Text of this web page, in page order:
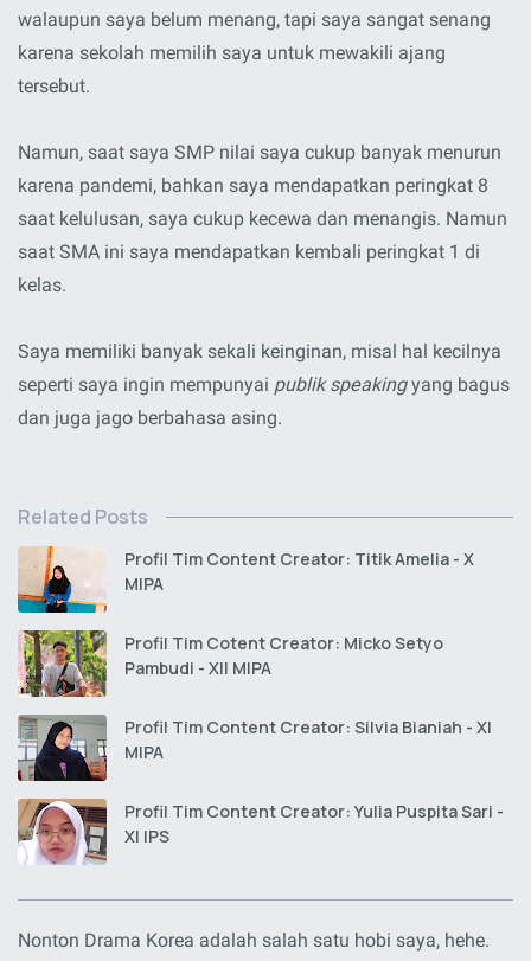
walaupun saya belum menang, tapi saya sangat senang
karena sekolah memilih saya untuk mewakili ajang
tersebut.
Namun, saat saya SMP nilai saya cukup banyak menurun
karena pandemi, bahkan saya mendapatkan peringkat 8
saat kelulusan, saya cukup kecewa dan menangis. Namun
saat SMA ini saya mendapatkan kembali peringkat 1 di
kelas.
Saya memiliki banyak sekali keinginan, misal hal kecilnya
seperti saya ingin mempunyai publik speakingyang bagus
dan juga jago berbahasa asing.
Related Posts
Profil Tim Content Creator: Titik Amelia - X
MIPA
Profil Tim Cotent Creator: Micko Setyo
Pambudi - XII MIPA
Profil Tim Content Creator: Silvia Bianiah - XI
MIPA
Profil Tim Content Creator: Yulia Puspita Sari -
XI IPS
Nonton Drama Korea adalah salah satu hobi saya, hehe.